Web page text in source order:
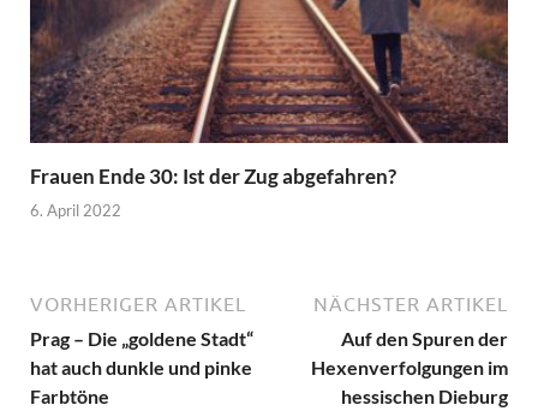
Frauen Ende 30: Ist der Zug abgefahren?
6. April 2022
VORHERIGER ARTIKEL
Prag – Die „goldene Stadt“
hat auch dunkle und pinke
Farbtöne
NÄCHSTER ARTIKEL
Auf den Spuren der
Hexenverfolgungen im
hessischen Dieburg